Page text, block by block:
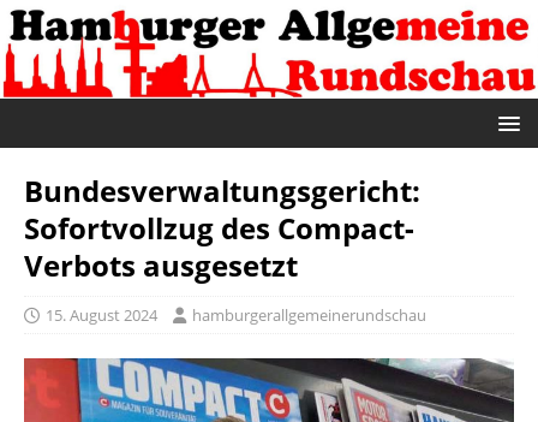
Bundesverwaltungsgericht:
Sofortvollzug des Compact-
Verbots ausgesetzt
15. August 2024 hamburgerallgemeinerundschau